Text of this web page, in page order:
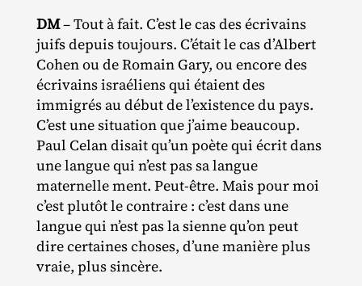
DM– Tout à fait. C’est le cas des écrivains
juifs depuis toujours. C’était le cas d’Albert
Cohen ou de Romain Gary, ou encore des
écrivains israéliens qui étaient des
immigrés au début de l’existence du pays.
C’est une situation que j’aime beaucoup.
Paul Celan disait qu’un poète qui écrit dans
une langue qui n’est pas sa langue
maternelle ment. Peut‐​être. Mais pour moi
c’est plutôt le contraire : c’est dans une
langue qui n’est pas la sienne qu’on peut
dire certaines choses, d’une manière plus
vraie, plus sincère.